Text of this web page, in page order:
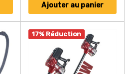
Ajouter au panier
17% Réduction